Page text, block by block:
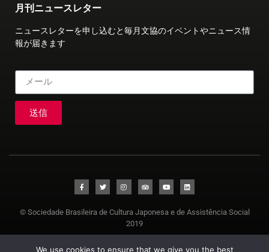
月刊ニュースレター
ニュースレターを申し込むと毎月文協のイベントやニュース情
報が届きます
送信
© Sociedade Brasileira de Cultura Japonesa e de Assistência Social
2019
We use cookies to ensure that we give you the best